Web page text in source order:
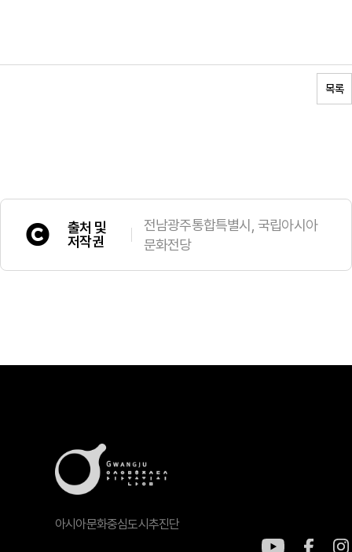
목록
출처 및
저작권
전남광주통합특별시, 국립아시아
문화전당
아시아문화중심도시추진단